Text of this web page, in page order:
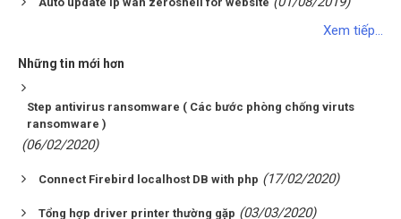
Xem tiếp...
Những tin mới hơn
Step antivirus ransomware ( Các bước phòng chống viruts
ransomware )
(06/02/2020)
Connect Firebird localhost DB with php (17/02/2020)
Tổng hợp driver printer thường gặp (03/03/2020)